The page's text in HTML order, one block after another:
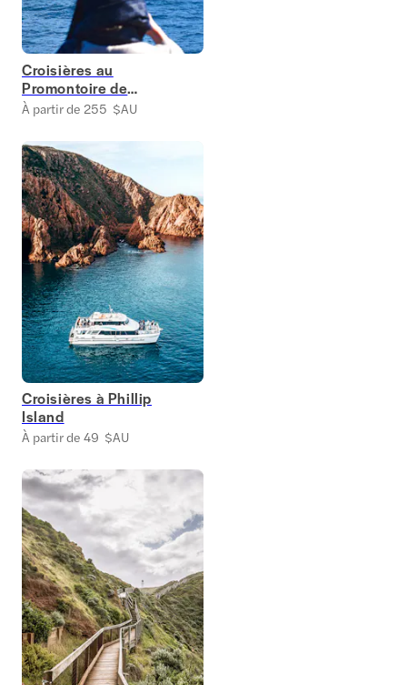
Croisières au
Promontoire de
Wilson
À partir de 255 $AU
Croisières à Phillip
Island
À partir de 49 $AU